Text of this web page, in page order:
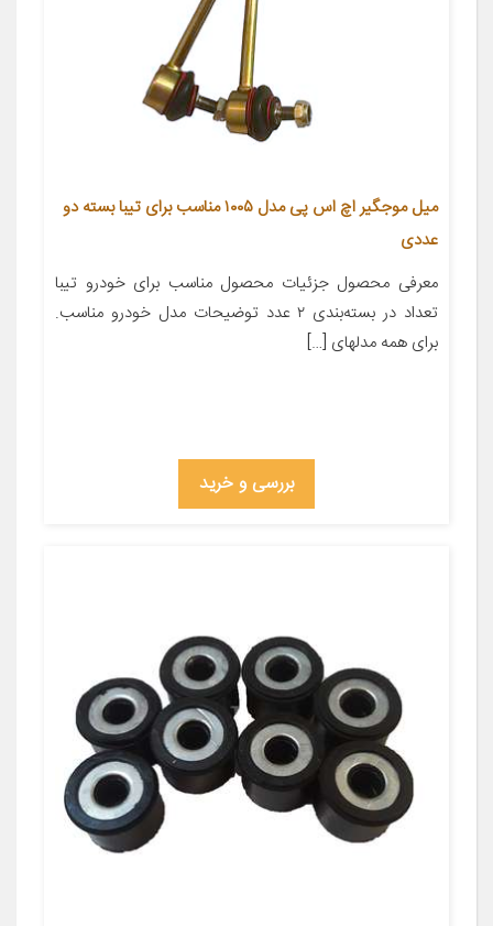
میل موجگیر اچ اس پی مدل ۱۰۰۵ مناسب برای تیبا بسته دو
عددی
معرفی محصول جزئیات محصول مناسب برای خودرو تیبا
تعداد در بسته‌بندی ۲ عدد توضیحات مدل خودرو مناسب.
برای همه مدلهای […]
بررسی و خرید